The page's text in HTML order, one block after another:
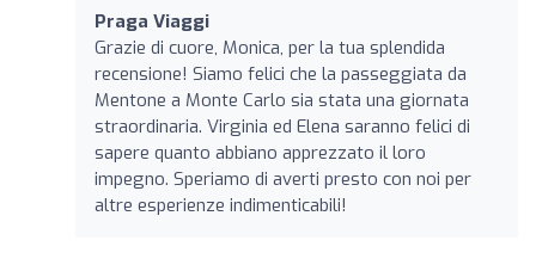
Praga Viaggi
Grazie di cuore, Monica, per la tua splendida
recensione! Siamo felici che la passeggiata da
Mentone a Monte Carlo sia stata una giornata
straordinaria. Virginia ed Elena saranno felici di
sapere quanto abbiano apprezzato il loro
impegno. Speriamo di averti presto con noi per
altre esperienze indimenticabili!